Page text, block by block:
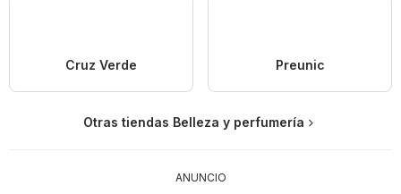
Cruz Verde Preunic
Otras tiendas Belleza y perfumería
ANUNCIO